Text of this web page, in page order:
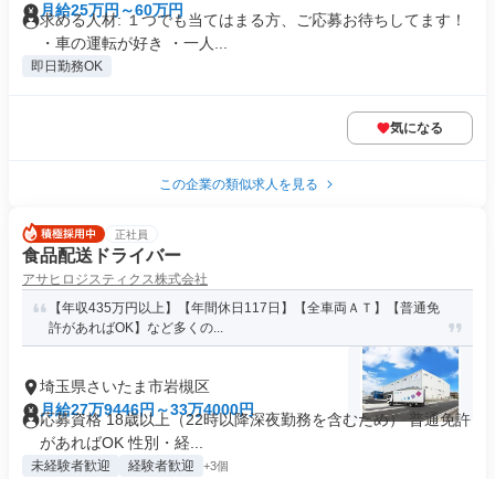
月給25万円～60万円
求める人材: １つでも当てはまる方、ご応募お待ちしてます！
・車の運転が好き ・一人...
即日勤務OK
気になる
この企業の類似求人を見る
正社員
食品配送ドライバー
アサヒロジスティクス株式会社
【年収435万円以上】【年間休日117日】【全車両ＡＴ】【普通免
許があればOK】など多くの...
埼玉県さいたま市岩槻区
月給27万9446円～33万4000円
応募資格 18歳以上（22時以降深夜勤務を含むため） 普通免許
があればOK 性別・経...
未経験者歓迎 経験者歓迎 +3個